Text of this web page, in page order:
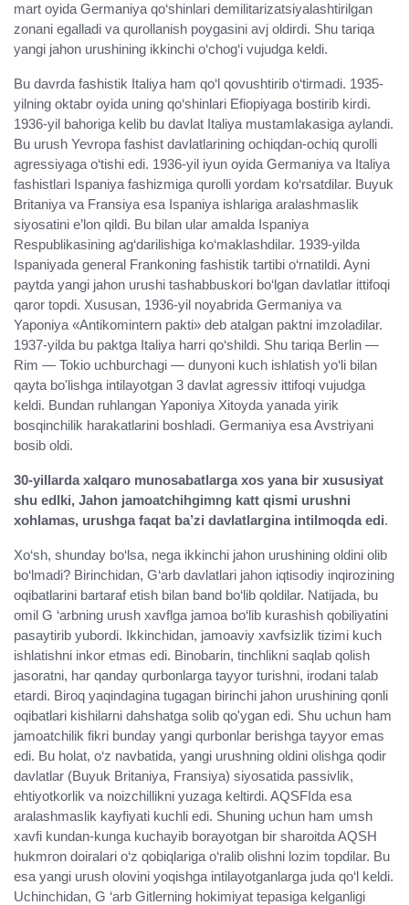
mart oyida Germaniya qo‘shinlari demilitarizatsiyalashtirilgan
zonani egalladi va qurollanish poygasini avj oldirdi. Shu tariqa
yangi jahon urushining ikkinchi o‘chog‘i vujudga keldi.
Bu davrda fashistik Italiya ham qo‘l qovushtirib o‘tirmadi. 1935-
yilning oktabr oyida uning qo‘shinlari Efiopiyaga bostirib kirdi.
1936-yil bahoriga kelib bu davlat Italiya mustamlakasiga aylandi.
Bu urush Yevropa fashist davlatlarining ochiqdan-ochiq qurolli
agressiyaga o‘tishi edi. 1936-yil iyun oyida Germaniya va Italiya
fashistlari Ispaniya fashizmiga qurolli yordam ko‘rsatdilar. Buyuk
Britaniya va Fransiya esa Ispaniya ishlariga aralashmaslik
siyosatini e’lon qildi. Bu bilan ular amalda Ispaniya
Respublikasining ag‘darilishiga ko‘maklashdilar. 1939-yilda
Ispaniyada general Frankoning fashistik tartibi o‘rnatildi. Ayni
paytda yangi jahon urushi tashabbuskori bo‘lgan davlatlar ittifoqi
qaror topdi. Xususan, 1936-yil noyabrida Germaniya va
Yaponiya «Antikomintern pakti» deb atalgan paktni imzoladilar.
1937-yilda bu paktga Italiya harri qo‘shildi. Shu tariqa Berlin —
Rim — Tokio uchburchagi — dunyoni kuch ishlatish yo‘li bilan
qayta bo'lishga intilayotgan 3 davlat agressiv ittifoqi vujudga
keldi. Bundan ruhlangan Yaponiya Xitoyda yanada yirik
bosqinchilik harakatlarini boshladi. Germaniya esa Avstriyani
bosib oldi.
30-yillarda xalqaro munosabatlarga xos yana bir xususiyat
shu edlki, Jahon jamoatchihgimng katt qismi urushni
xohlamas, urushga faqat ba’zi davlatlargina intilmoqda edi.
Xo‘sh, shunday bo‘lsa, nega ikkinchi jahon urushining oldini olib
bo‘lmadi? Birinchidan, G‘arb davlatlari jahon iqtisodiy inqirozining
oqibatlarini bartaraf etish bilan band bo‘lib qoldilar. Natijada, bu
omil G ‘arbning urush xavflga jamoa bo‘lib kurashish qobiliyatini
pasaytirib yubordi. Ikkinchidan, jamoaviy xavfsizlik tizimi kuch
ishlatishni inkor etmas edi. Binobarin, tinchlikni saqlab qolish
jasoratni, har qanday qurbonlarga tayyor turishni, irodani talab
etardi. Biroq yaqindagina tugagan birinchi jahon urushining qonli
oqibatlari kishilarni dahshatga solib qo'ygan edi. Shu uchun ham
jamoatchilik fikri bunday yangi qurbonlar berishga tayyor emas
edi. Bu holat, o‘z navbatida, yangi urushning oldini olishga qodir
davlatlar (Buyuk Britaniya, Fransiya) siyosatida passivlik,
ehtiyotkorlik va noizchillikni yuzaga keltirdi. AQSFIda esa
aralashmaslik kayfiyati kuchli edi. Shuning uchun ham umsh
xavfi kundan-kunga kuchayib borayotgan bir sharoitda AQSH
hukmron doiralari o‘z qobiqlariga o‘ralib olishni lozim topdilar. Bu
esa yangi urush olovini yoqishga intilayotganlarga juda qo‘l keldi.
Uchinchidan, G ‘arb Gitlerning hokimiyat tepasiga kelganligi